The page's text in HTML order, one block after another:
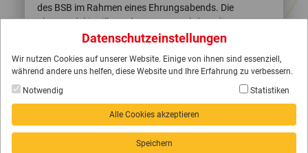
Datenschutzeinstellungen
Wir nutzen Cookies auf unserer Website. Einige von ihnen sind essenziell,
während andere uns helfen, diese Website und Ihre Erfahrung zu verbessern.
Notwendig
Statistiken
Alle Cookies akzeptieren
Speichern
des BSB im Rahmen eines Ehrungsabends. Die
Ehrennadel in Silber oder Bronze verleihen die
Sportkreise. Es gibt weitere Möglichkeiten zur Ehrung
Ehrenmitgliedschaft, Ehrenplakette). Die Grundsätze
unserer Ehrungsordnung.
Hier gelangen Sie direkt auf die Seiten des BSB und zu
den jeweiligen
Ansprechpartner des Sportbundes.